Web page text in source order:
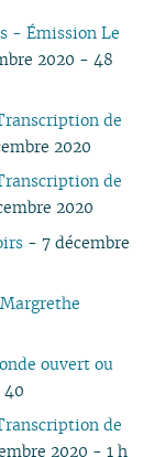
09
08
06
05
01
09
08
06
05
01
01
10
06
- Émission Le
2020 - 48
de
2020
de
2020
- 7 décembre
ouvert ou
40
de
2020 - 1 h